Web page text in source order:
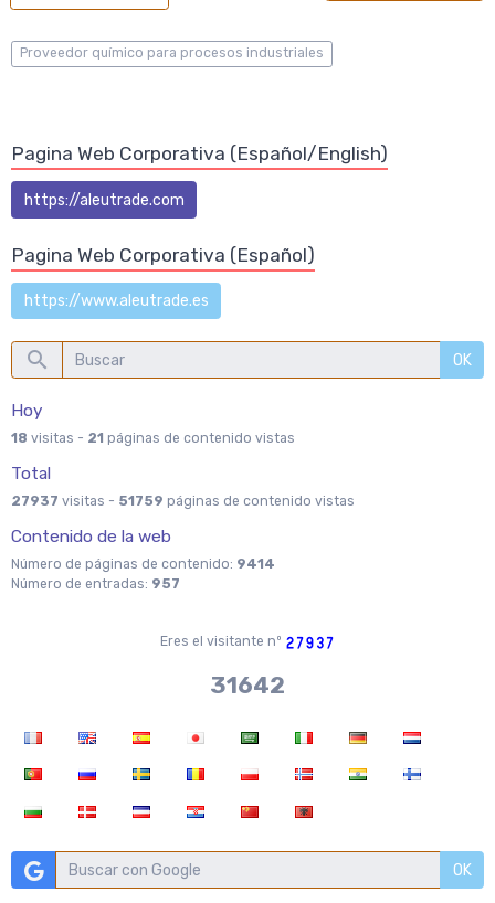
Proveedor químico para procesos industriales
Pagina Web Corporativa (Español/English)
https://aleutrade.com
Pagina Web Corporativa (Español)
https://www.aleutrade.es
OK
Hoy
18 visitas - 21 páginas de contenido vistas
Total
27937 visitas - 51759 páginas de contenido vistas
Contenido de la web
Número de páginas de contenido: 9414
Número de entradas: 957
Eres el visitante nº
37970
OK